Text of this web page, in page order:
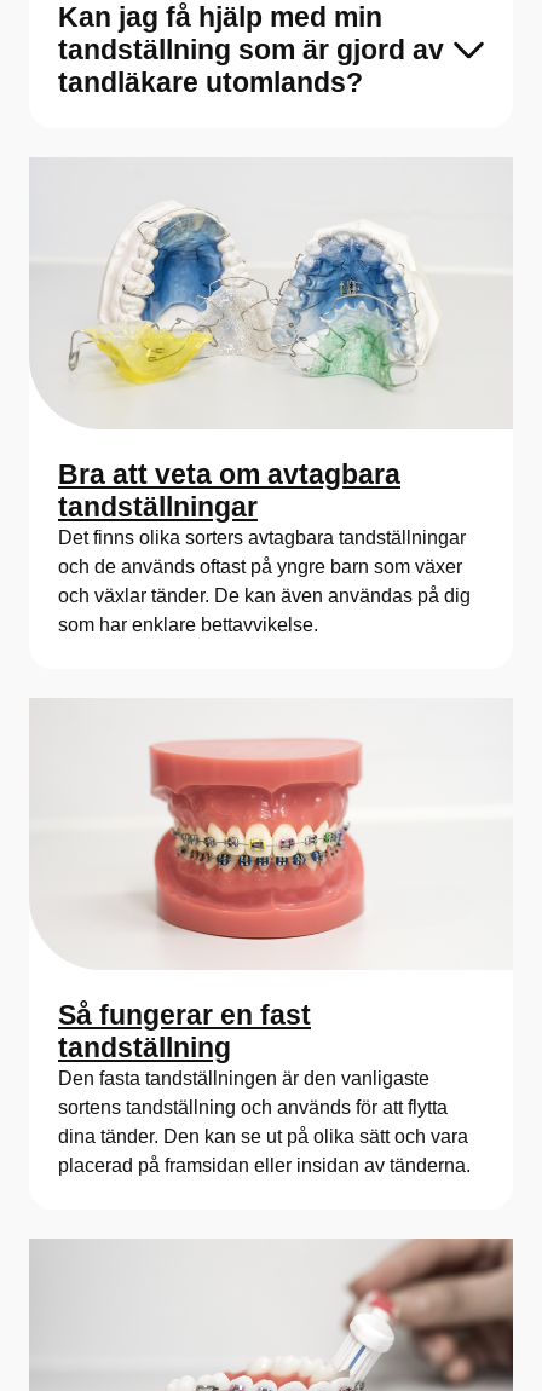
Kan jag få hjälp med min
tandställning som är gjord av
tandläkare utomlands?
Bra att veta om avtagbara
tandställningar
Det finns olika sorters avtagbara tandställningar
och de används oftast på yngre barn som växer
och växlar tänder. De kan även användas på dig
som har enklare bettavvikelse.
Så fungerar en fast
tandställning
Den fasta tandställningen är den vanligaste
sortens tandställning och används för att flytta
dina tänder. Den kan se ut på olika sätt och vara
placerad på framsidan eller insidan av tänderna.